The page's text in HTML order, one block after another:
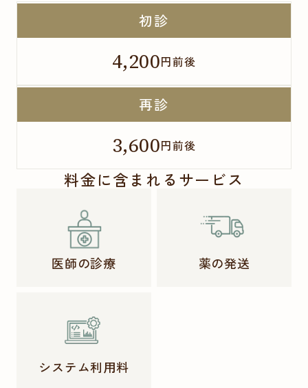
初診
4,200円前後
再診
3,600円前後
料金に含まれるサービス
医師の診療 薬の発送
システム利用料